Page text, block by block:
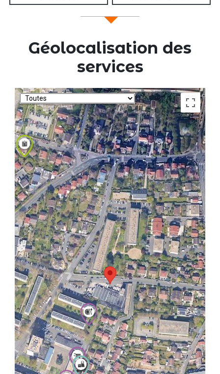
Géolocalisation des
services